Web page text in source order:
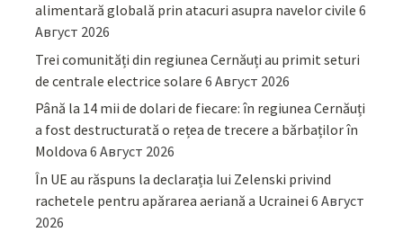
alimentară globală prin atacuri asupra navelor civile 6
Август 2026
Trei comunități din regiunea Cernăuți au primit seturi
de centrale electrice solare 6 Август 2026
Până la 14 mii de dolari de fiecare: în regiunea Cernăuți
a fost destructurată o rețea de trecere a bărbaților în
Moldova 6 Август 2026
În UE au răspuns la declarația lui Zelenski privind
rachetele pentru apărarea aeriană a Ucrainei 6 Август
2026